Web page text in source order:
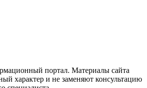
портал. Материалы сайта
характер и не заменяют консультацию